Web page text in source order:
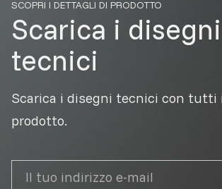
SCOPRI I DETTAGLI DI PRODOTTO
Scarica i disegni
tecnici
Scarica i disegni tecnici con tutti
prodotto.